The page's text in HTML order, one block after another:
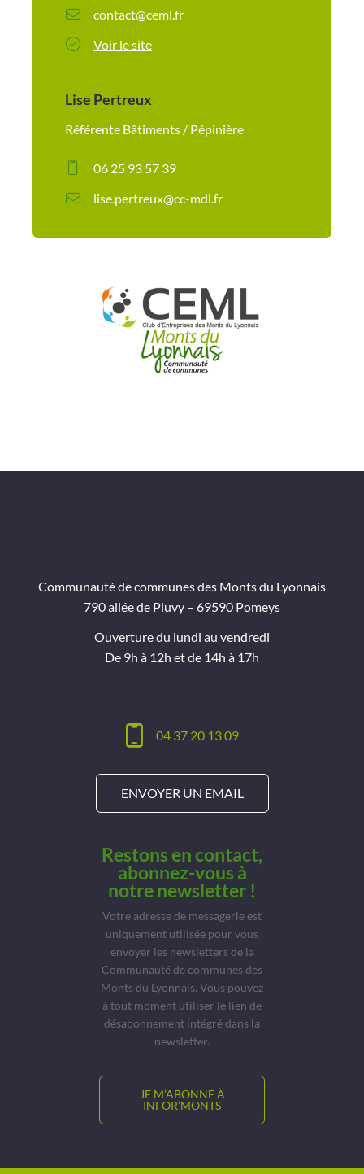
contact@ceml.fr
Voir le site
Lise Pertreux
Référente Bâtiments / Pépinière
06 25 93 57 39
lise.pertreux@cc-mdl.fr
Communauté de communes des Monts du Lyonnais
790 allée de Pluvy – 69590 Pomeys
Ouverture du lundi au vendredi
De 9h à 12h et de 14h à 17h
04 37 20 13 09
ENVOYER UN EMAIL
Restons en contact,
abonnez-vous à
notre newsletter !
Votre adresse de messagerie est
uniquement utilisée pour vous
envoyer les newsletters de la
Communauté de communes des
Monts du Lyonnais. Vous pouvez
à tout moment utiliser le lien de
désabonnement intégré dans la
newsletter.
JE M’ABONNE À
INFOR’MONTS